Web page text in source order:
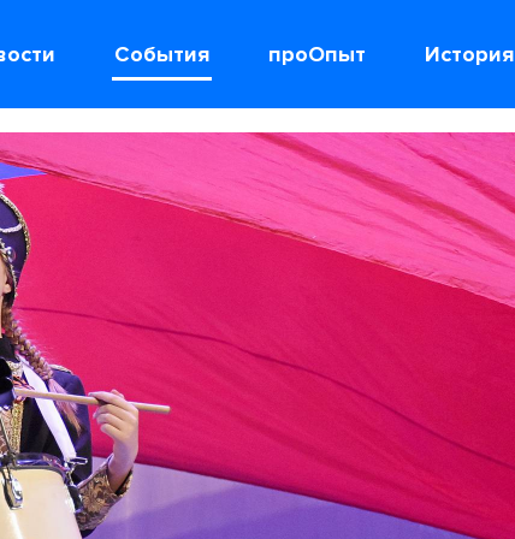
События проОпыт История